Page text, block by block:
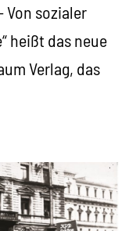
Von sozialer
heißt das neue
Verlag, das